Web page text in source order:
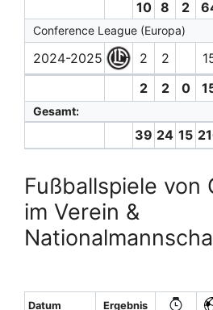
10 8 2
Conference League (Europa)
2024-2025 2 2
2
2 0
Gesamt:
39 24 15
Fußballspiele von
im Verein &
Datum Ergebnis